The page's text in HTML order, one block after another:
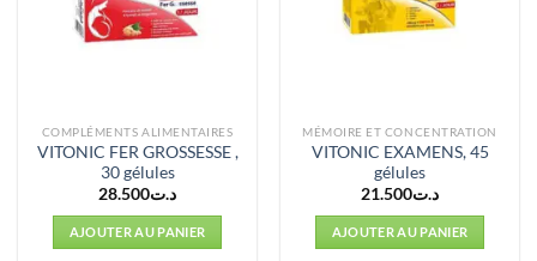
COMPLÉMENTS ALIMENTAIRES
VITONIC FER GROSSESSE ,
30 gélules
د.ت28.500
AJOUTER AU PANIER
MÉMOIRE ET CONCENTRATION
VITONIC EXAMENS, 45
gélules
د.ت21.500
AJOUTER AU PANIER